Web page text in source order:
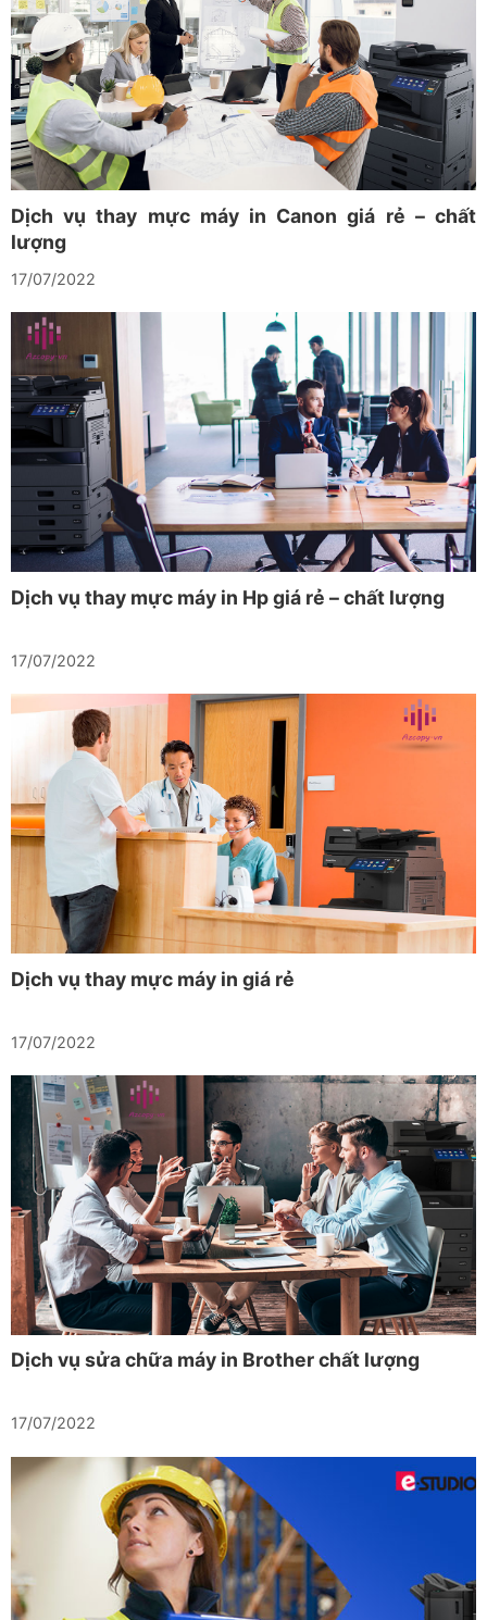
Dịch vụ thay mực máy in Canon giá rẻ – chất
lượng
17/07/2022
Dịch vụ thay mực máy in Hp giá rẻ – chất lượng
17/07/2022
Dịch vụ thay mực máy in giá rẻ
17/07/2022
Dịch vụ sửa chữa máy in Brother chất lượng
17/07/2022